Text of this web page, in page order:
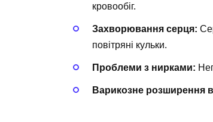
кровообіг.
Захворювання серця:
повітряні кульки.
Проблеми з нирками:
Варикозне розширення